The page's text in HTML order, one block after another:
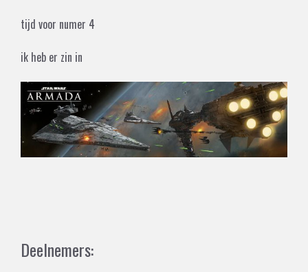
tijd voor numer 4
ik heb er zin in
Deelnemers: